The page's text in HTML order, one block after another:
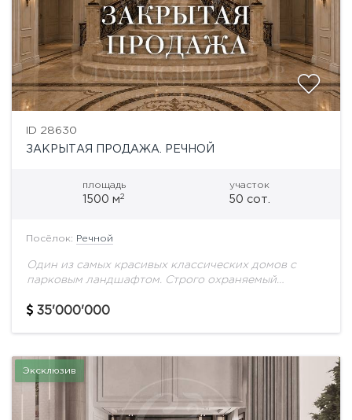
ID 28630
ЗАКРЫТАЯ ПРОДАЖА. РЕЧНОЙ
площадь
1500 м2
участок
50 сот.
Посёлок: Речной
Один из самых красивых классических домов с
парковым ландшафтом. Строго охраняемый
отделка интерьеров, натуральные материалы,
35'000'000
Эксклюзив